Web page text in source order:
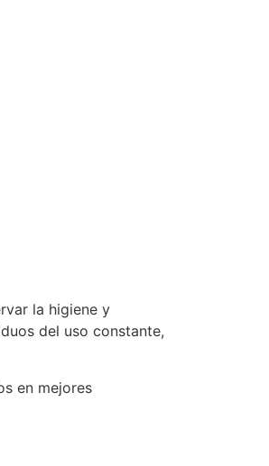
la higiene y
del uso constante,
en mejores